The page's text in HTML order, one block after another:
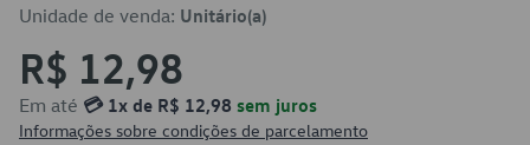
Unidade de venda: Unitário(a)
R$ 12,98
Em até 💳 1x de R$ 12,98 sem juros
Informações sobre condições de parcelamento